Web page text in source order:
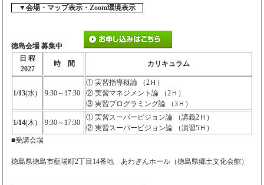
▼会場・マップ表示・Zoom環境表示
徳島会場 募集中
日 程
2027
時 間 カリキュラム
1/13(水) 9:30～17:30
① 実習指導概論 （2Ｈ）
② 実習マネジメント論 （2Ｈ）
③ 実習プログラミング論 （3Ｈ）
1/14(木) 9:30～17:30
① 実習スーパービジョン論 （講義2Ｈ）
② 実習スーパービジョン論 （演習5Ｈ）
■受講会場
徳島県徳島市藍場町2丁目14番地 あわぎんホール（徳島県郷土文化会館）